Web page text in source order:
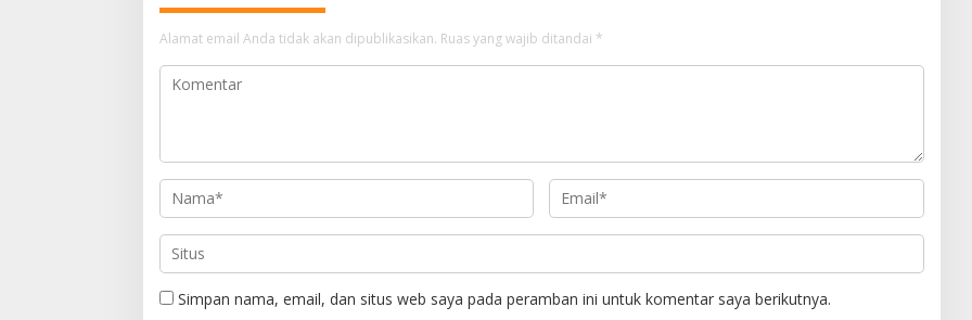
Alamat email Anda tidak akan dipublikasikan. Ruas yang wajib ditandai *
Simpan nama, email, dan situs web saya pada peramban ini untuk komentar saya berikutnya.